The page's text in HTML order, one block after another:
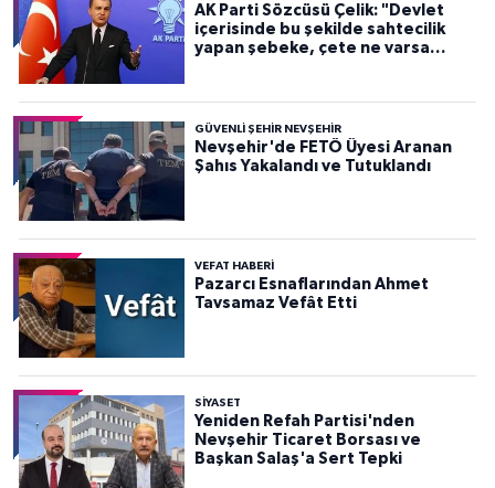
AK Parti Sözcüsü Çelik: "Devlet
içerisinde bu şekilde sahtecilik
yapan şebeke, çete ne varsa
GÜVENLI ŞEHIR NEVŞEHIR
Nevşehir'de FETÖ Üyesi Aranan
Şahıs Yakalandı ve Tutuklandı
VEFAT HABERI
Pazarcı Esnaflarından Ahmet
Tavsamaz Vefât Etti
SIYASET
Yeniden Refah Partisi'nden
Nevşehir Ticaret Borsası ve
Başkan Salaş'a Sert Tepki